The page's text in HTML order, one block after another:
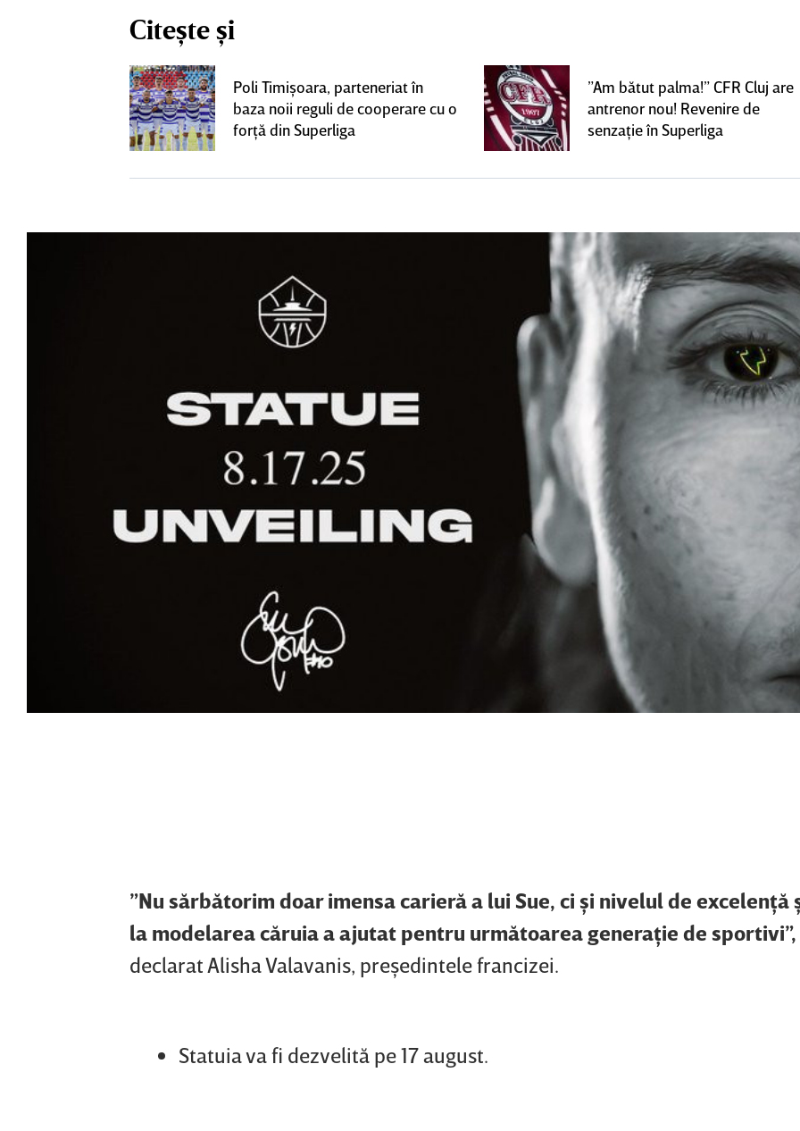
Citește și
Poli Timişoara, parteneriat în
baza noii reguli de cooperare cu o
forţă din Superliga
”Am bătut palma!” CFR Cluj are
antrenor nou! Revenire de
senzaţie în Superliga
”Nu sărbătorim doar imensa carieră a lui Sue, ci şi nivelul de excelenţă
la modelarea căruia a ajutat pentru următoarea generaţie de sportivi”,
declarat Alisha Valavanis, preşedintele francizei.
Statuia va fi dezvelită pe 17 august.